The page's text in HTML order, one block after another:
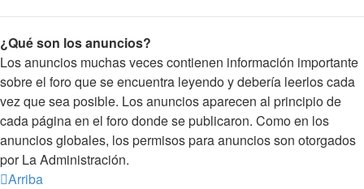
¿Qué son los anuncios?
Los anuncios muchas veces contienen información importante
sobre el foro que se encuentra leyendo y debería leerlos cada
vez que sea posible. Los anuncios aparecen al principio de
cada página en el foro donde se publicaron. Como en los
anuncios globales, los permisos para anuncios son otorgados
por La Administración.
Arriba